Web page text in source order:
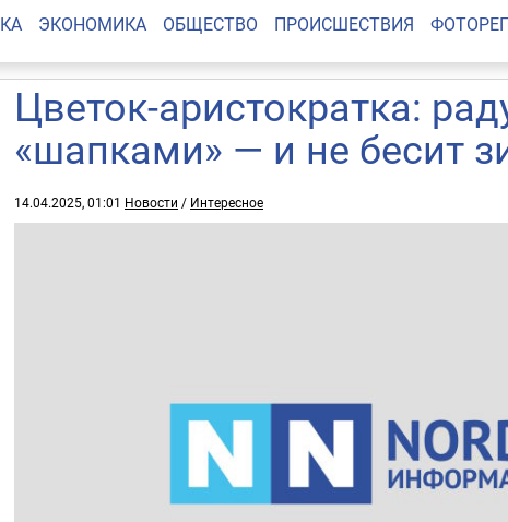
ЭКОНОМИКА ОБЩЕСТВО ПРОИСШЕСТВИЯ
Цветок-аристократка:
«шапками» — и не бесит
14.04.2025, 01:01 Новости / Интересное